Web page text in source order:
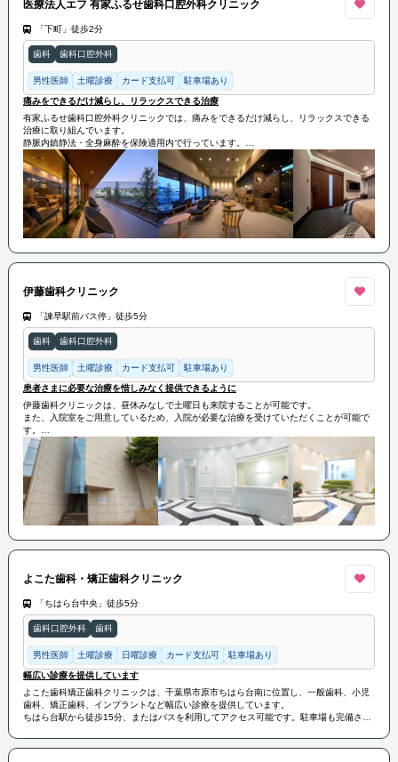
医療法人エフ 有家ふるせ歯科口腔外科クリニック
「下町」徒歩2分
歯科 歯科口腔外科
男性医師 土曜診療 カード支払可 駐車場あり
痛みをできるだけ減らし、リラックスできる治療
有家ふるせ歯科口腔外科クリニックでは、痛みをできるだけ減らし、リラックスできる
治療に取り組んでいます。
静脈内鎮静法・全身麻酔を保険適用内で行っています。
患者様の負担が少しでも減る治療を提供いたします。
伊藤歯科クリニック
「諫早駅前バス停」徒歩5分
歯科 歯科口腔外科
男性医師 土曜診療 カード支払可 駐車場あり
患者さまに必要な治療を惜しみなく提供できるように
伊藤歯科クリニックは、昼休みなしで土曜日も来院することが可能です。
また、入院室をご用意しているため、入院が必要な治療を受けていただくことが可能で
す。
患者さまに必要な治療を惜しみなく提供できるように最新型CTや入院室を用意しており
ます。
よこた歯科・矯正歯科クリニック
「ちはら台中央」徒歩5分
歯科口腔外科 歯科
男性医師 土曜診療 日曜診療 カード支払可 駐車場あり
幅広い診療を提供しています
よこた歯科矯正歯科クリニックは、千葉県市原市ちはら台南に位置し、一般歯科、小児
歯科、矯正歯科、インプラントなど幅広い診療を提供しています。
ちはら台駅から徒歩15分、またはバスを利用してアクセス可能です。駐車場も完備され